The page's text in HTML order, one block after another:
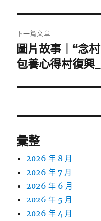
覽
文
章:
下一篇文章
下
一
文
圖片故事丨“念
包養心得村復興
彙整
2026 年 8 月
2026 年 7 月
2026 年 6 月
2026 年 5 月
2026 年 4 月